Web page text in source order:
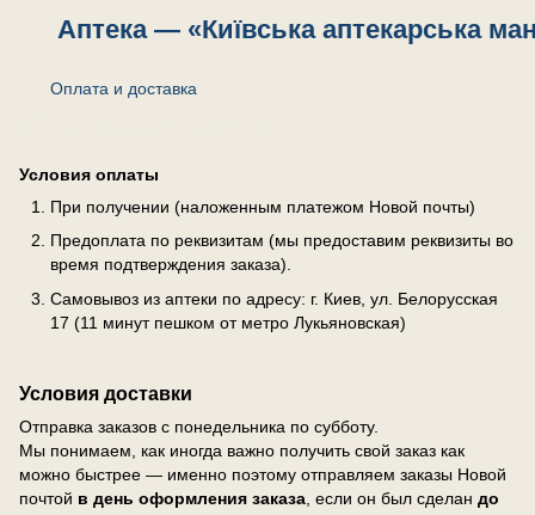
Аптека — «Київська аптекарська
Оплата и доставка
Условия оплаты
При получении (наложенным платежом Новой почты)
Предоплата по реквизитам (мы предоставим реквизиты во
время подтверждения заказа).
Самовывоз из аптеки по адресу: г. Киев, ул. Белорусская
17 (11 минут пешком от метро Лукьяновская)
Условия доставки
Отправка заказов с понедельника по субботу.
Мы понимаем, как иногда важно получить свой заказ как
можно быстрее — именно поэтому отправляем заказы Новой
почтой в день оформления заказа , если он был сделан до